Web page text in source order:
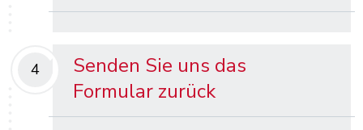
4
Senden Sie uns das
Formular zurück